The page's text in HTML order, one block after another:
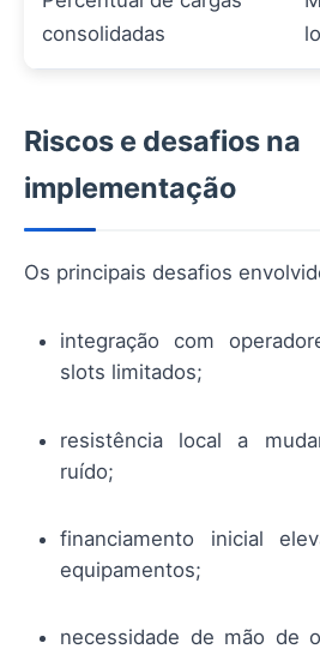
consolidadas
Riscos e desafios na
implementação
Os principais desafios
integração com
slots limitados;
resistência local a
ruído;
financiamento inicial
equipamentos;
necessidade de mão de